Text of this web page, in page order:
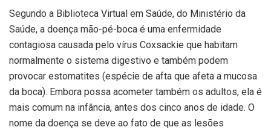
Segundo a Biblioteca Virtual em Saúde, do Ministério da
Saúde, a doença mão-pé-boca é uma enfermidade
contagiosa causada pelo vírus Coxsackie que habitam
normalmente o sistema digestivo e também podem
provocar estomatites (espécie de afta que afeta a mucosa
da boca). Embora possa acometer também os adultos, ela é
mais comum na infância, antes dos cinco anos de idade. O
nome da doença se deve ao fato de que as lesões